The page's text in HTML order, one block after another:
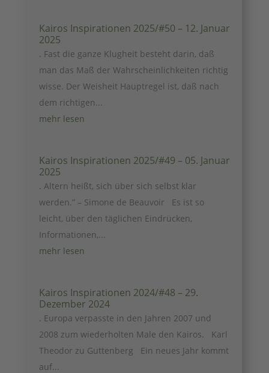
Kairos Inspirationen 2025/#50 – 12. Januar
2025
. Fast die ganze Klugheit besteht darin, daß
man das Maß der Wahrscheinlichkeiten richtig
wisse. Der Weisheit Hauptregel ist, daß nach
dem richtigen...
mehr lesen
Kairos Inspirationen 2025/#49 – 05. Januar
2025
. Altern heißt, sich über sich selbst klar
werden.” – Simone de Beauvoir Es ist so
leicht, über den täglichen Eindrücken,
Informationen,...
mehr lesen
Kairos Inspirationen 2024/#48 – 29.
Dezember 2024
. Europa verpasste in den Jahren 2007 und
2008 zum wiederholten Male den Kairos. Karl
Theodor zu Guttenberg Ein neues Jahr kommt
auf...